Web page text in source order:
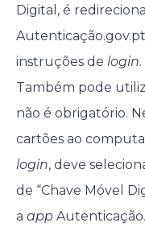
Digital, é
instruções de login.
Também pode
não é obrigatório.
cartões ao
login, deve
de “Chave Móvel
a app